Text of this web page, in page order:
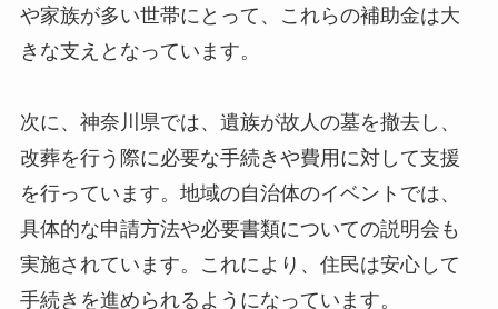
や家族が多い世帯にとって、これらの補助金は大
きな支えとなっています。
次に、神奈川県では、遺族が故人の墓を撤去し、
改葬を行う際に必要な手続きや費用に対して支援
を行っています。地域の自治体のイベントでは、
具体的な申請方法や必要書類についての説明会も
実施されています。これにより、住民は安心して
手続きを進められるようになっています。